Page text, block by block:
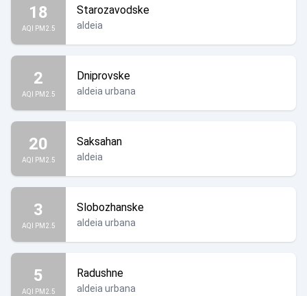
18
AQI PM2.5
Starozavodske
aldeia
2
AQI PM2.5
Dniprovske
aldeia urbana
20
AQI PM2.5
Saksahan
aldeia
3
AQI PM2.5
Slobozhanske
aldeia urbana
5
AQI PM2.5
Radushne
aldeia urbana